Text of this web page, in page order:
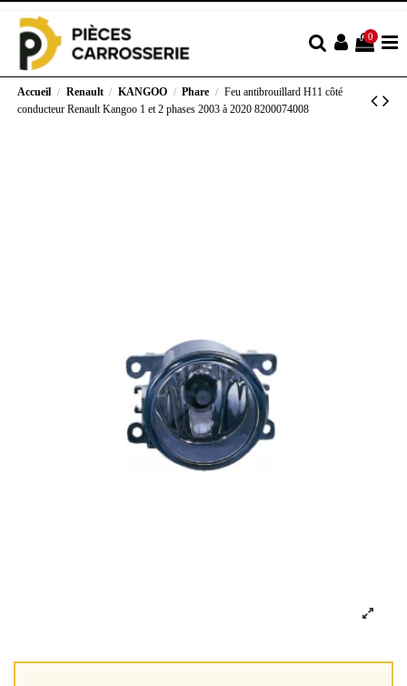
0
Accueil Renault KANGOO Phare
Feu antibrouillard H11 côté
conducteur Renault Kangoo 1 et 2 phases 2003 à 2020 8200074008